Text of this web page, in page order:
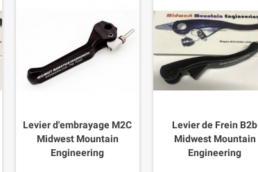
Levier d'embrayage M2C
Midwest Mountain
Engineering
Levier de Frein B2b
Midwest Mountain
Engineering